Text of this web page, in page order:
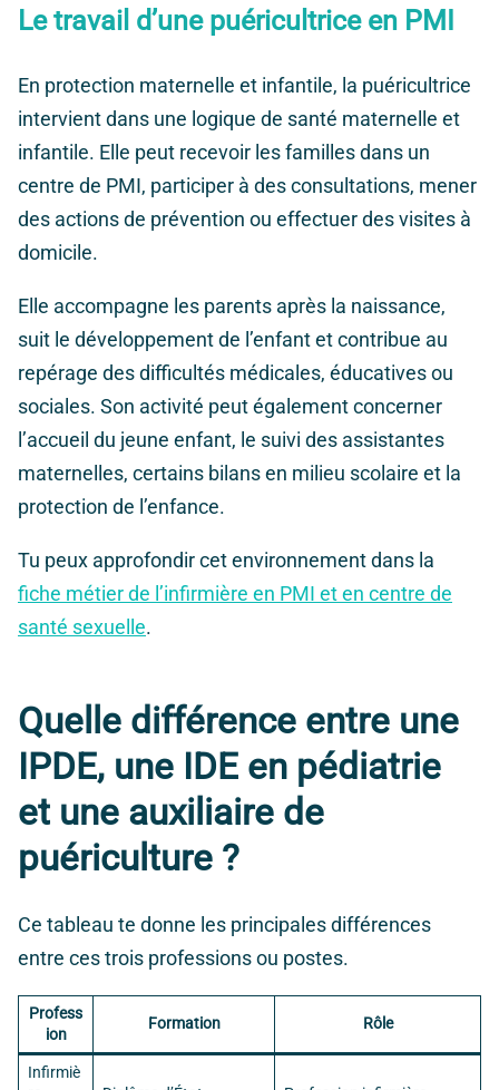
Le travail d’une puéricultrice en PMI
En protection maternelle et infantile, la puéricultrice
intervient dans une logique de santé maternelle et
infantile. Elle peut recevoir les familles dans un
centre de PMI, participer à des consultations, mener
des actions de prévention ou effectuer des visites à
domicile.
Elle accompagne les parents après la naissance,
suit le développement de l’enfant et contribue au
repérage des difficultés médicales, éducatives ou
sociales. Son activité peut également concerner
l’accueil du jeune enfant, le suivi des assistantes
maternelles, certains bilans en milieu scolaire et la
protection de l’enfance.
Tu peux approfondir cet environnement dans la
fiche métier de l’infirmière en PMI et en centre de
santé sexuelle.
Quelle différence entre une
IPDE, une IDE en pédiatrie
et une auxiliaire de
puériculture ?
Ce tableau te donne les principales différences
entre ces trois professions ou postes.
Profess
ion
Formation Rôle
Infirmiè